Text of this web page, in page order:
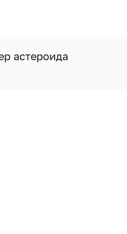
астероида